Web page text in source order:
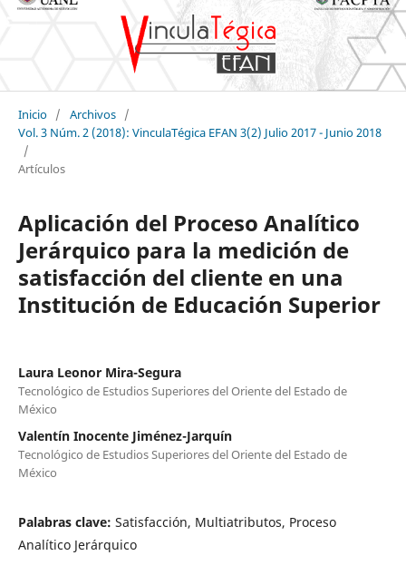
Inicio / Archivos /
Vol. 3 Núm. 2 (2018): VinculaTégica EFAN 3(2) Julio 2017 - Junio 2018
/
Artículos
Aplicación del Proceso Analítico
Jerárquico para la medición de
satisfacción del cliente en una
Institución de Educación Superior
Laura Leonor Mira-Segura
Tecnológico de Estudios Superiores del Oriente del Estado de
México
Valentín Inocente Jiménez-Jarquín
Tecnológico de Estudios Superiores del Oriente del Estado de
México
Palabras clave: Satisfacción, Multiatributos, Proceso
Analítico Jerárquico